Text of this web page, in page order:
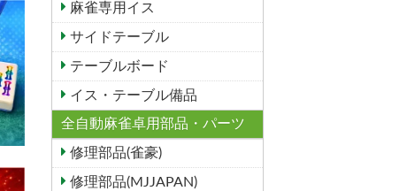
麻雀専用イス
サイドテーブル
テーブルボード
イス・テーブル備品
全自動麻雀卓用部品・パーツ
修理部品(雀豪)
修理部品(MJJAPAN)